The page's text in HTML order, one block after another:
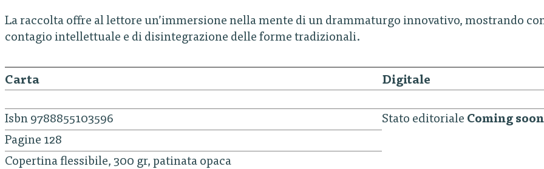
La raccolta offre al lettore un’immersione nella mente di un drammaturgo innovativo, mostrando
contagio intellettuale e di disintegrazione delle forme tradizionali.
Carta
Isbn 9788855103596
Pagine 128
Copertina flessibile, 300 gr, patinata opaca
Digitale
Stato editoriale Coming soon